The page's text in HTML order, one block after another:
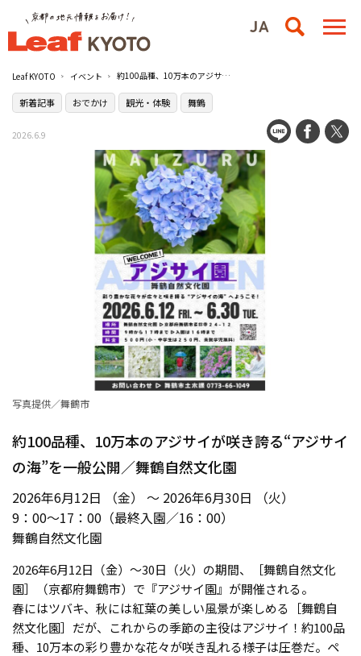
Leaf KYOTO イベント 約100品種、10万本のアジサイが咲き誇る“アジサイの海”を一般公開／舞鶴自然文化園
新着記事 おでかけ 観光・体験 舞鶴
2026.6.9
写真提供／舞鶴市
約100品種、10万本のアジサイが咲き誇る“アジサイ
の海”を一般公開／舞鶴自然文化園
2026年6月12日 （金） ～ 2026年6月30日 （火）
9：00〜17：00（最終入園／16：00）
舞鶴自然文化園
2026年6月12日（金）〜30日（火）の期間、［舞鶴自然文化
園］（京都府舞鶴市）で『アジサイ園』が開催される。
春にはツバキ、秋には紅葉の美しい風景が楽しめる［舞鶴自
然文化園］だが、これからの季節の主役はアジサイ！約100品
種、10万本の彩り豊かな花々が咲き乱れる様子は圧巻だ。ペ